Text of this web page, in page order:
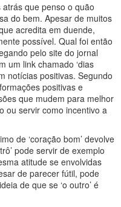
que penso o quão
do bem. Apesar de muitos
acredita em duende,
possível. Qual foi então
pelo site do jornal
um link chamado ‘dias
notícias positivas. Segundo
positivas e
que mudem para melhor
ou servir como incentivo a
de ‘coração bom’ devolve
pode servir de exemplo
atitude se envolvidas
de parecer fútil, pode
de que se ‘o outro’ é